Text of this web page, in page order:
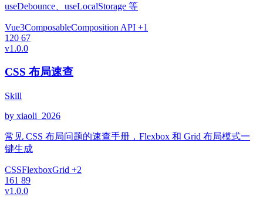
useDebounce、useLocalStorage 等
Vue3ComposableComposition API +1
120 67
v1.0.0
CSS 布局速查
Skill
by xiaoli_2026
常见 CSS 布局问题的速查手册，Flexbox 和 Grid 布局模式一
键生成
CSSFlexboxGrid +2
161 89
v1.0.0